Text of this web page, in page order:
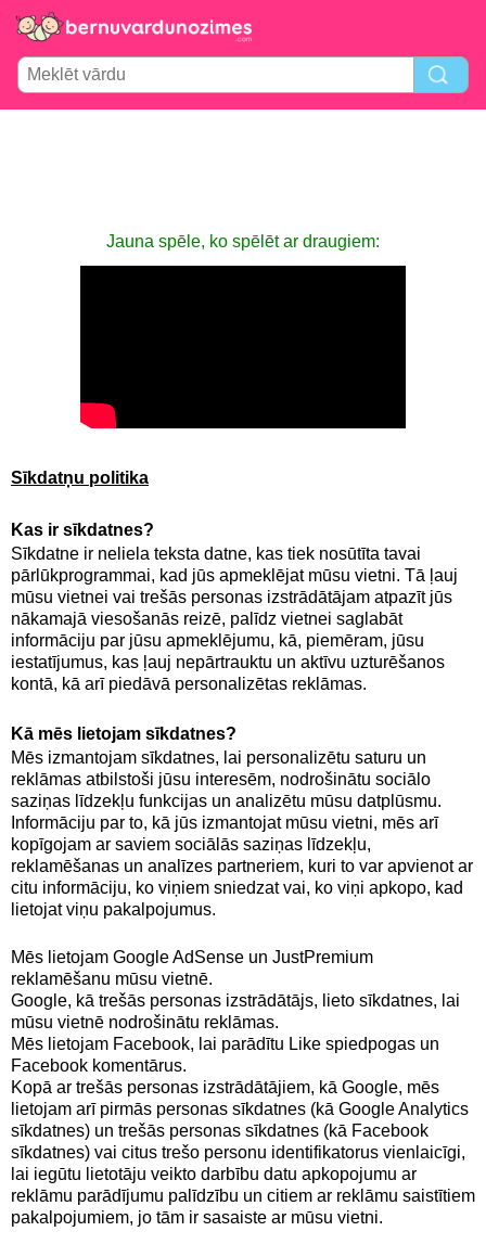
Jauna spēle, ko spēlēt ar draugiem:
Sīkdatņu politika
Kas ir sīkdatnes?
Sīkdatne ir neliela teksta datne, kas tiek nosūtīta tavai
pārlūkprogrammai, kad jūs apmeklējat mūsu vietni. Tā ļauj
mūsu vietnei vai trešās personas izstrādātājam atpazīt jūs
nākamajā viesošanās reizē, palīdz vietnei saglabāt
informāciju par jūsu apmeklējumu, kā, piemēram, jūsu
iestatījumus, kas ļauj nepārtrauktu un aktīvu uzturēšanos
kontā, kā arī piedāvā personalizētas reklāmas.
Kā mēs lietojam sīkdatnes?
Mēs izmantojam sīkdatnes, lai personalizētu saturu un
reklāmas atbilstoši jūsu interesēm, nodrošinātu sociālo
saziņas līdzekļu funkcijas un analizētu mūsu datplūsmu.
Informāciju par to, kā jūs izmantojat mūsu vietni, mēs arī
kopīgojam ar saviem sociālās saziņas līdzekļu,
reklamēšanas un analīzes partneriem, kuri to var apvienot ar
citu informāciju, ko viņiem sniedzat vai, ko viņi apkopo, kad
lietojat viņu pakalpojumus.
Mēs lietojam Google AdSense un JustPremium
reklamēšanu mūsu vietnē.
Google, kā trešās personas izstrādātājs, lieto sīkdatnes, lai
mūsu vietnē nodrošinātu reklāmas.
Mēs lietojam Facebook, lai parādītu Like spiedpogas un
Facebook komentārus.
Kopā ar trešās personas izstrādātājiem, kā Google, mēs
lietojam arī pirmās personas sīkdatnes (kā Google Analytics
sīkdatnes) un trešās personas sīkdatnes (kā Facebook
sīkdatnes) vai citus trešo personu identifikatorus vienlaicīgi,
lai iegūtu lietotāju veikto darbību datu apkopojumu ar
reklāmu parādījumu palīdzību un citiem ar reklāmu saistītiem
pakalpojumiem, jo tām ir sasaiste ar mūsu vietni.